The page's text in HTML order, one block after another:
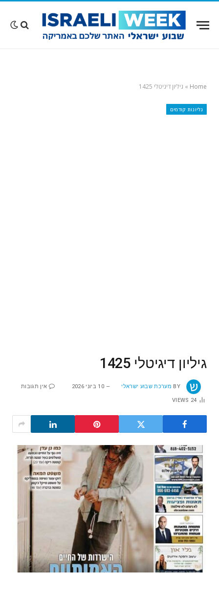
Home
» גיליון דיגיטלי 1425
גליונות קודמים
גיליון דיגיטלי 1425
BY מערכת שבוע ישראלי 10 ביוני 2026 אין תגובות
24
VIEWS